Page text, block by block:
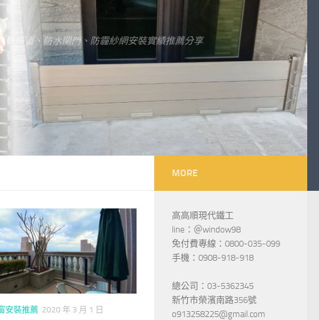
隱形鐵窗、防水閘門、防霾紗網安裝實績推薦分享
安裝推薦 2020 年 3 月 1 日
MORE
高高順現代鐵工
line：＠window98
免付費專線：0800-035-099
手機：0908-918-918
總公司：03-5362345
新竹市榮濱南路356號
o913258225@gmail.com